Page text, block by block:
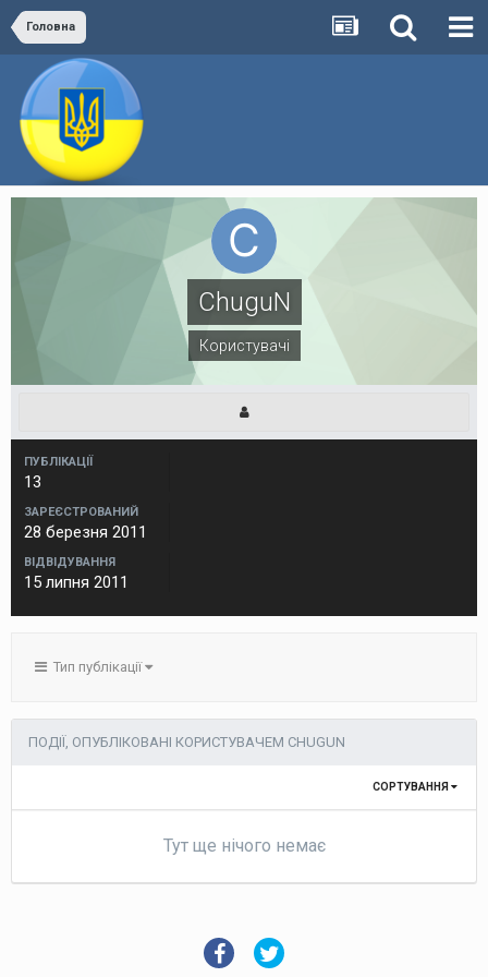
Головна
ChuguN
Користувачі
ПУБЛІКАЦІЇ
13
ЗАРЕЄСТРОВАНИЙ
28 березня 2011
ВІДВІДУВАННЯ
15 липня 2011
Тип публікації
ПОДІЇ, ОПУБЛІКОВАНІ КОРИСТУВАЧЕМ CHUGUN
СОРТУВАННЯ
Тут ще нічого немає